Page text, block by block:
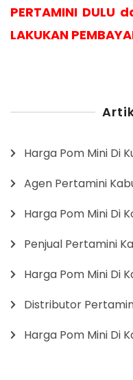
PERTAMINI DULU
LAKUKAN
Harga Pom Mini Di
Agen Pertamini
Harga Pom Mini Di
Penjual Pertamini
Harga Pom Mini Di
Distributor
Harga Pom Mini Di